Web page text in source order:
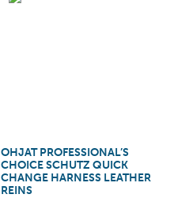
OHJAT PROFESSIONAL’S
CHOICE SCHUTZ QUICK
CHANGE HARNESS LEATHER
REINS